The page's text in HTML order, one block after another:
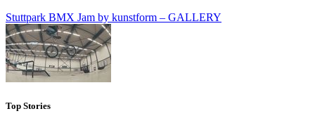
Stuttpark BMX Jam by kunstform – GALLERY
Top Stories